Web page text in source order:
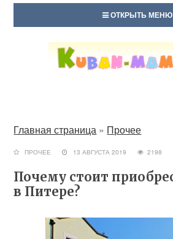
ОТКРЫТЬ МЕНЮ
Главная страница » Прочее
ПРОЧЕЕ 13 АВГУСТА 2019
Почему стоит
в Питере?